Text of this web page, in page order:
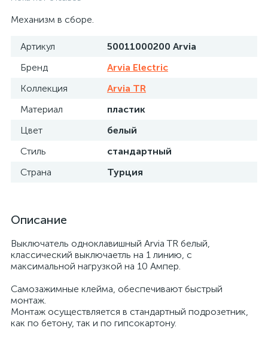
Механизм в сборе.
Артикул
50011000200 Arvia
Бренд
Arvia Electric
Коллекция
Arvia TR
Материал
пластик
Цвет
белый
Стиль
стандартный
Страна
Турция
Описание
Выключатель одноклавишный Arvia TR белый,
классический выключаетль на 1 линию, с
максимальной нагрузкой на 10 Ампер.
Самозажимные клейма, обеспечивают быстрый
монтаж.
Монтаж осуществляется в стандартный подрозетник,
как по бетону, так и по гипсокартону.